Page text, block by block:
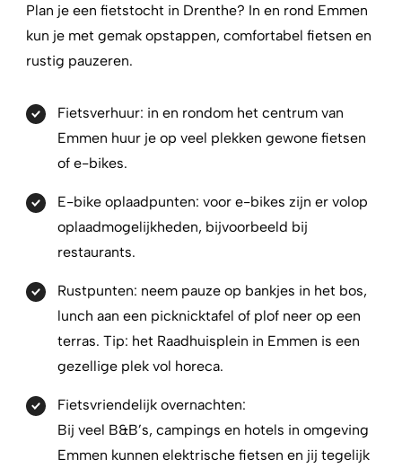
Plan je een fietstocht in Drenthe? In en rond Emmen
kun je met gemak opstappen, comfortabel fietsen en
rustig pauzeren.
Fietsverhuur: in en rondom het centrum van
Emmen huur je op veel plekken gewone fietsen
of e-bikes.
E-bike oplaadpunten: voor e-bikes zijn er volop
oplaadmogelijkheden, bijvoorbeeld bij
restaurants.
Rustpunten: neem pauze op bankjes in het bos,
lunch aan een picknicktafel of plof neer op een
terras. Tip: het Raadhuisplein in Emmen is een
gezellige plek vol horeca.
Fietsvriendelijk overnachten:
Bij veel B&B’s, campings en hotels in omgeving
Emmen kunnen elektrische fietsen en jij tegelijk